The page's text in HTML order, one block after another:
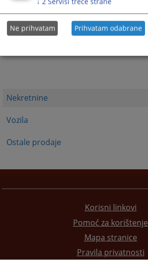
Nekretnine
Vozila
Ostale prodaje
Korisni linkovi
Pomoć za korištenje
Mapa stranice
Pravila privatnosti
Ne prihvatam Prihvatam odabrane